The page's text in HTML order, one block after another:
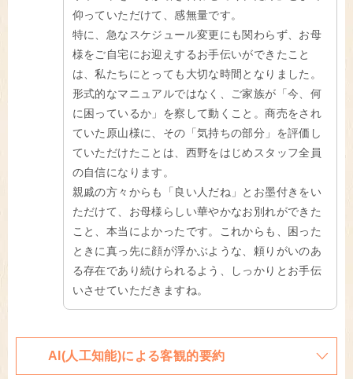
仰っていただけて、感無量です。
特に、急なスケジュール変更にも関わらず、お母
様をご自宅にお迎えするお手伝いができたこと
は、私たちにとっても大切な時間となりました。
形式的なマニュアルではなく、ご家族が「今、何
に困っているか」を察して動くこと。商売をされ
ていた原山様に、その「気持ちの部分」を評価し
ていただけたことは、西野をはじめスタッフ全員
の自信になります。
親戚の方々からも「良い人だね」とお墨付きをい
ただけて、お母様らしい華やかなお別れができた
こと、本当によかったです。これからも、困った
ときに真っ先に顔が浮かぶような、頼りがいのあ
る存在であり続けられるよう、しっかりとお手伝
いさせていただきますね。
AI(人工知能)による客観的要約